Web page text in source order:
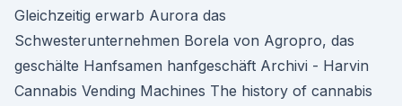
Gleichzeitig erwarb Aurora das
Schwesterunternehmen Borela von Agropro, das
geschälte Hanfsamen hanfgeschäft Archivi - Harvin
Cannabis Vending Machines The history of cannabis